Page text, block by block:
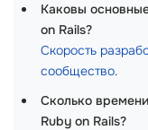
Каковы
on Rails?
Скорость
сообщество.
Сколько
Ruby on Rails?